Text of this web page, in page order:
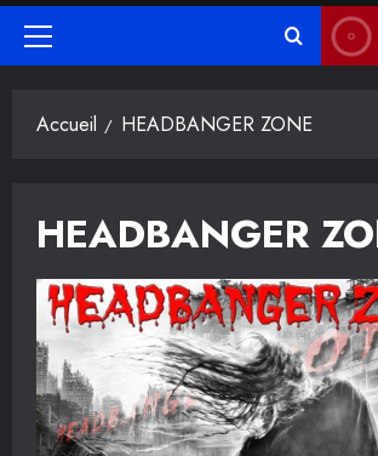
Menu
Accueil HEADBANGER ZONE
HEADBANGER